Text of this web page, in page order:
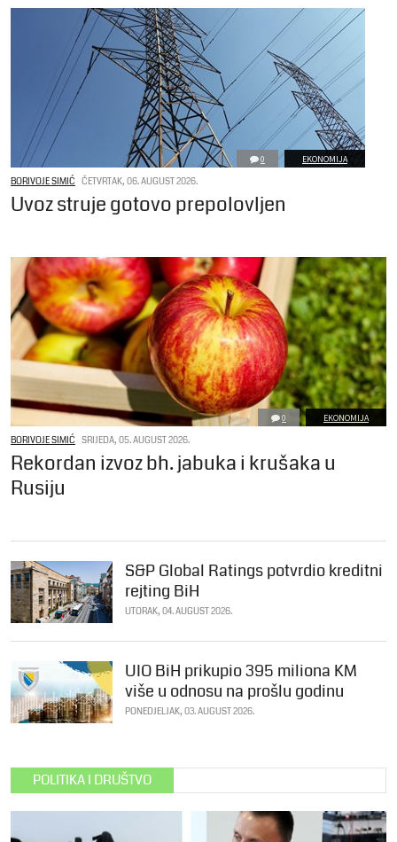
0 EKONOMIJA
BORIVOJE SIMIĆ ČETVRTAK, 06. AUGUST 2026.
Uvoz struje gotovo prepolovljen
0 EKONOMIJA
BORIVOJE SIMIĆ SRIJEDA, 05. AUGUST 2026.
Rekordan izvoz bh. jabuka i krušaka u
Rusiju
S&P Global Ratings potvrdio kreditni
rejting BiH
UTORAK, 04. AUGUST 2026.
UIO BiH prikupio 395 miliona KM
više u odnosu na prošlu godinu
PONEDJELJAK, 03. AUGUST 2026.
POLITIKA I DRUŠTVO